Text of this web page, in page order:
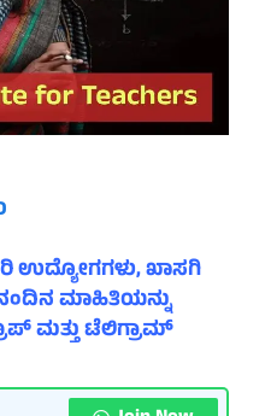
ಉದ್ಯೋಗಗಳು, ಖಾಸಗಿ
ಮಾಹಿತಿಯನ್ನು
ಮತ್ತು ಟೆಲಿಗ್ರಾಮ್